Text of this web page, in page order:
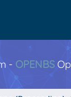
- OPENBS